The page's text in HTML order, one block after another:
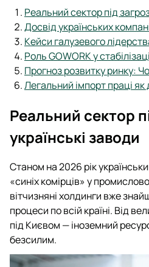
Реальний сектор під
Досвід українських
Кейси галузевого
Роль GOWORK у
Прогноз розвитку ринку:
Легальний імпорт праці
Реальний сектор
українські заводи
Станом на 2026 рік
«синіх комірців» у
вітчизняні холдинги вже
процеси по всій країні. Від
під Києвом — іноземний
безсилим.